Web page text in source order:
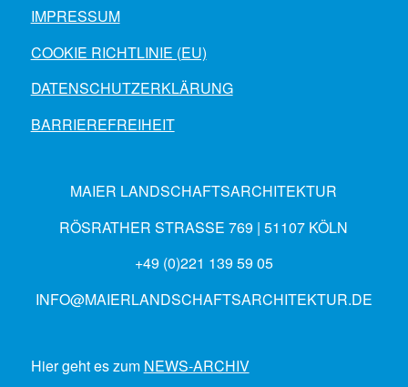
IMPRESSUM
COOKIE RICHTLINIE (EU)
DATENSCHUTZERKLÄRUNG
BARRIEREFREIHEIT
MAIER LANDSCHAFTSARCHITEKTUR
RÖSRATHER STRASSE 769 | 51107 KÖLN
+49 (0)221 139 59 05
INFO@MAIERLANDSCHAFTSARCHITEKTUR.DE
Hier geht es zum NEWS-ARCHIV